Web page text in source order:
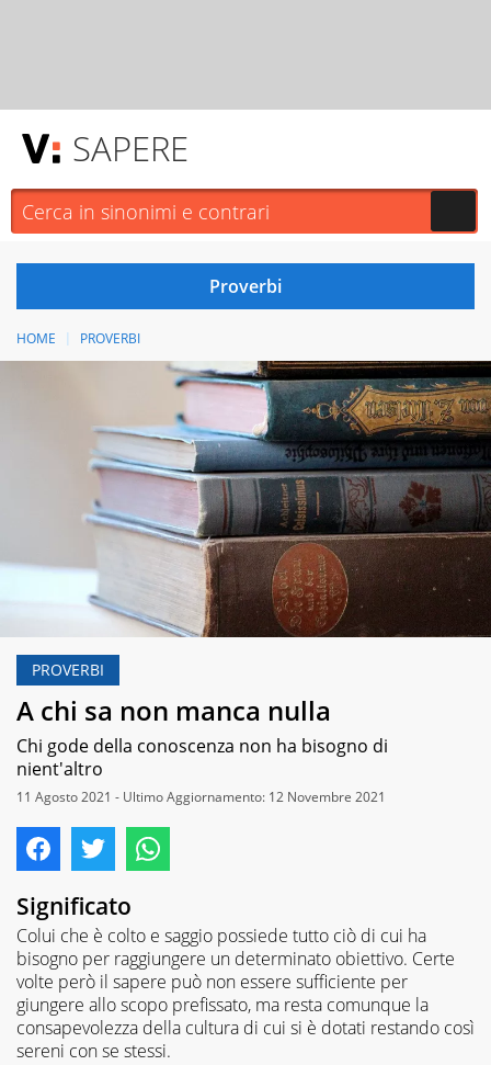
SAPERE
HOME PROVERBI
PROVERBI
A chi sa non manca nulla
Chi gode della conoscenza non ha bisogno di
nient'altro
11 Agosto 2021 - Ultimo Aggiornamento: 12 Novembre 2021
Significato
Colui che è colto e saggio possiede tutto ciò di cui ha
bisogno per raggiungere un determinato obiettivo. Certe
volte però il sapere può non essere sufficiente per
giungere allo scopo prefissato, ma resta comunque la
consapevolezza della cultura di cui si è dotati restando così
sereni con se stessi.